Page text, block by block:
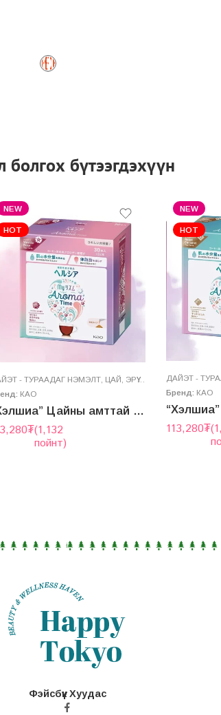
болгох бүтээгдэхүүн
NEW
HOT
- ТУРААДАГ НЭМЭЛТ ЦАЙ
ЭРҮҮЛ МЭНДИЙН НЭМЭЛТ
КАО
“Хэлшиа” Цайны амттай Кофе – Ванил Роз
₮(1,132
пойнт)
NEW
HOT
ДАЙЭТ -
Бренд: КАО
113,280₮
Фэйсбүүк Хуудас